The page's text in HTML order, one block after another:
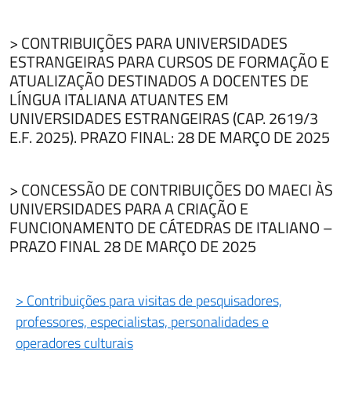
> CONTRIBUIÇÕES PARA UNIVERSIDADES
ESTRANGEIRAS PARA CURSOS DE FORMAÇÃO E
ATUALIZAÇÃO DESTINADOS A DOCENTES DE
LÍNGUA ITALIANA ATUANTES EM
UNIVERSIDADES ESTRANGEIRAS (CAP. 2619/3
E.F. 2025). PRAZO FINAL: 28 DE MARÇO DE 2025
> CONCESSÃO DE CONTRIBUIÇÕES DO MAECI ÀS
UNIVERSIDADES PARA A CRIAÇÃO E
FUNCIONAMENTO DE CÁTEDRAS DE ITALIANO –
PRAZO FINAL 28 DE MARÇO DE 2025
> Contribuições para visitas de pesquisadores,
professores, especialistas, personalidades e
operadores culturais